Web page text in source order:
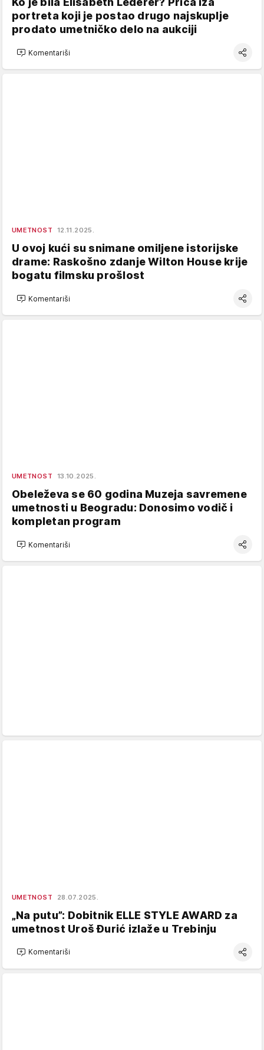
portreta koji je postao drugo najskuplje
prodato umetničko delo na aukciji
Komentariši
UMETNOST 12.11.2025.
U ovoj kući su snimane omiljene istorijske
drame: Raskošno zdanje Wilton House krije
bogatu filmsku prošlost
Komentariši
UMETNOST 13.10.2025.
Obeleževa se 60 godina Muzeja savremene
umetnosti u Beogradu: Donosimo vodič i
kompletan program
Komentariši
UMETNOST 28.07.2025.
„Na putu”: Dobitnik ELLE STYLE AWARD za
umetnost Uroš Đurić izlaže u Trebinju
Komentariši